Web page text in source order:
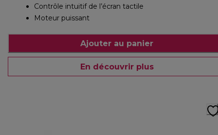
Contrôle intuitif de l’écran tactile
Moteur puissant
Ajouter au panier
En découvrir plus